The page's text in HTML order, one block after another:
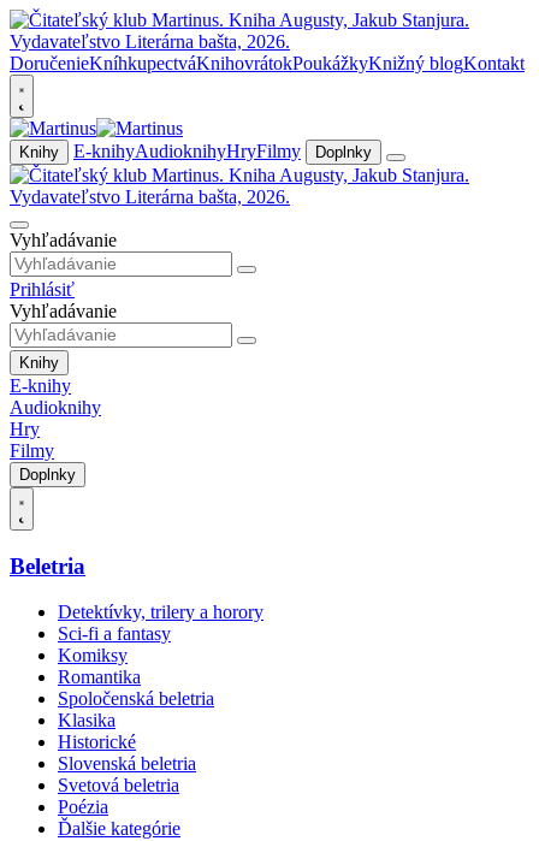
DoručenieKníhkupectváKnihovrátokPoukážkyKnižný blogKontakt
Knihy E-knihyAudioknihyHryFilmy Doplnky
Vyhľadávanie
Prihlásiť
Vyhľadávanie
Knihy
E-knihy
Audioknihy
Hry
Filmy
Doplnky
Beletria
Detektívky, trilery a horory
Sci-fi a fantasy
Komiksy
Romantika
Spoločenská beletria
Klasika
Historické
Slovenská beletria
Svetová beletria
Poézia
Ďalšie kategórie